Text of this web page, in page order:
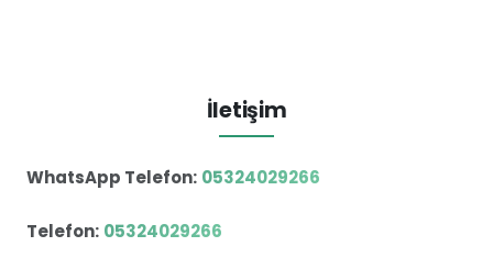
İletişim
WhatsApp Telefon: 05324029266
Telefon: 05324029266